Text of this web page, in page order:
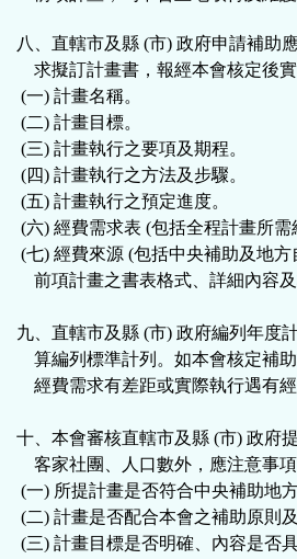
八、直轄市及縣 (市) 政府申請補助
求擬訂計畫書，報經本會核定後
(一) 計畫名稱。
(二) 計畫目標。
(三) 計畫執行之要項及期程。
(四) 計畫執行之方法及步驟。
(五) 計畫執行之預定進度。
(六) 經費需求表 (包括全程計畫所需
(七) 經費來源 (包括中央補助及地方
前項計畫之書表格式、詳細內容
九、直轄市及縣 (市) 政府編列年度
算編列標準計列。如本會核定補
經費需求有差距或實際執行遇有
十、本會審核直轄市及縣 (市) 政府
客家社團、人口數外，應注意事項
(一) 所提計畫是否符合中央補助地
(二) 計畫是否配合本會之補助原則及
(三) 計畫目標是否明確、內容是否